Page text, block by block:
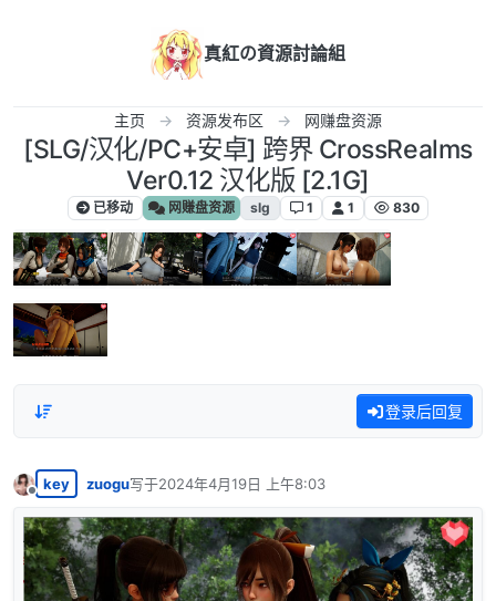
真紅の資源討論組
主页 资源发布区 网赚盘资源
[SLG/汉化/PC+安卓] 跨界 CrossRealms
Ver0.12 汉化版 [2.1G]
已移动 网赚盘资源 slg 1 1 830
登录后回复
离线
key zuogu写于2024年4月19日 上午8:03
最后由 编辑